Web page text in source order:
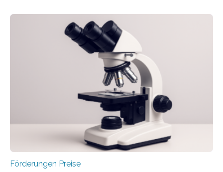
Schlaganfall“ mit Sitz in Würzburg fördert die
Schlaganfallforschung, um die Behandlung der
Betroffenen zu verbessern. Dazu schreibt sie auch in
diesem Jahr wieder deutschlandweit den Hentschel-
Preis aus. Er richtet sich gezielt an jüngere
Forscherinnen und Forscher unter 40 Jahren. Geehrt
werden soll eine herausragende Doktorarbeit oder eine
hochrangige wissenschaftliche Publikation zum Thema
Förderungen Preise